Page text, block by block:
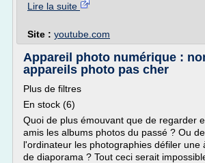
Lire la suite
Site : youtube.com
Appareil photo numérique :
appareils photo pas cher
Plus de filtres
En stock (6)
Quoi de plus émouvant que de regarder
amis les albums photos du passé ? Ou
l'ordinateur les photographies défiler une
de diaporama ? Tout ceci serait